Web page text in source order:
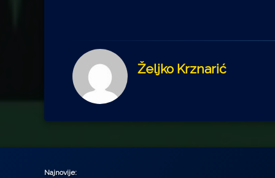
Željko Krznarić
Najnovije: